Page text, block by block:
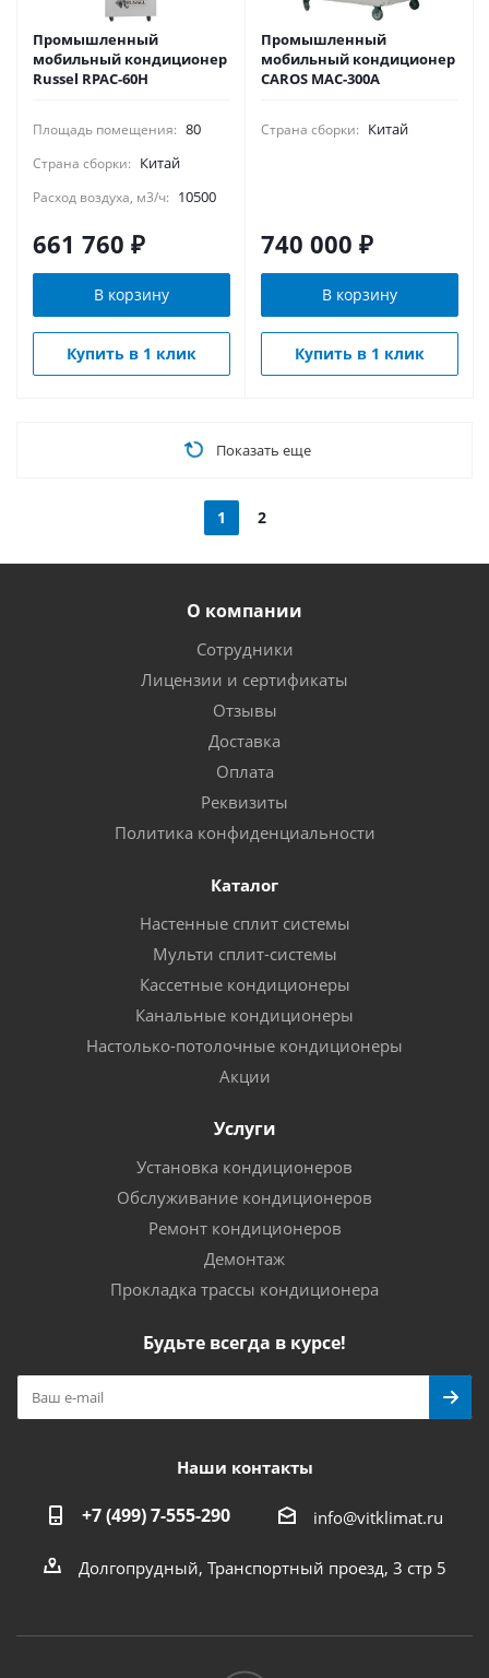
Промышленный
мобильный кондиционер
Russel RPAC-60H
Площадь помещения: 80
Страна сборки: Китай
Расход воздуха, м3/ч: 10500
661 760 ₽
В корзину
Купить в 1 клик
Промышленный
мобильный кондиционер
CAROS MAC-300A
Страна сборки: Китай
740 000 ₽
В корзину
Купить в 1 клик
Показать еще
1 2
О компании
Сотрудники
Лицензии и сертификаты
Отзывы
Доставка
Оплата
Реквизиты
Политика конфиденциальности
Каталог
Настенные сплит системы
Мульти сплит-системы
Кассетные кондиционеры
Канальные кондиционеры
Настолько-потолочные кондиционеры
Акции
Услуги
Установка кондиционеров
Обслуживание кондиционеров
Ремонт кондиционеров
Демонтаж
Прокладка трассы кондиционера
Будьте всегда в курсе!
Наши контакты
+7 (499) 7-555-290 info@vitklimat.ru
Долгопрудный, Транспортный проезд, 3 стр 5